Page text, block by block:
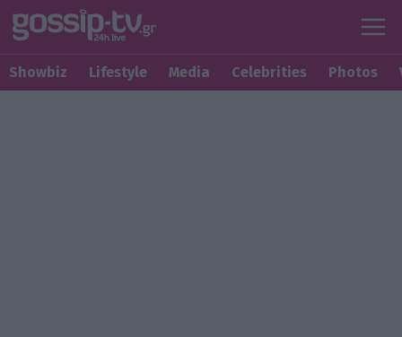
Showbiz Lifestyle Media Celebrities Photos